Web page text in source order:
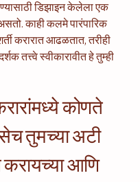
डिझाइन केलेला एक
काही कलमे पारंपारिक
करारात आढळतात, तरीही
तत्त्वे स्वीकारावीत हे तुम्ही
कोणते
तुमच्या अटी
करायच्या आणि